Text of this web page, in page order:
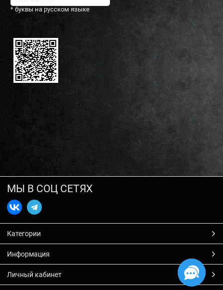
* буквы на русском языке
МЫ В СОЦ СЕТЯХ
Категории
Информация
Личный кабинет